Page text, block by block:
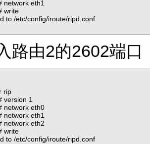
network eth1
write
to /etc/config/iroute/ripd.conf
路由2的2602端口
rip
version 1
network eth0
network eth1
network eth2
write
to /etc/config/iroute/ripd.conf